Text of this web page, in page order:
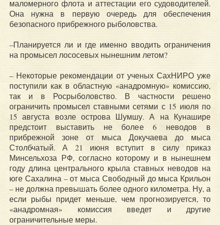
маломерного флота и аттестации его судоводителей.
Она нужна в первую очередь для обеспечения
безопасного прибрежного рыболовства.
–Планируется ли и где именно вводить ограничения
на промысел лососевых нынешним летом?
– Некоторые рекомендации от ученых СахНИРО уже
поступили как в областную «анадромную» комиссию,
так и в Росрыболовство. В частности решено
ограничить промысел ставными сетями с 15 июля по
15 августа возле острова Шумшу. А на Кунашире
предстоит выставить не более 6 неводов в
прибрежной зоне от мыса Докучаева до мыса
Столбчатый. А 21 июня вступит в силу приказ
Минсельхоза РФ, согласно которому и в нынешнем
году длина центрального крыла ставных неводов на
юге Сахалина – от мыса Свободный до мыса Крильон
– не должна превышать более одного километра. Ну, а
если рыбы придет меньше, чем прогнозируется, то
«анадромная» комиссия введет и другие
ограничительные меры.